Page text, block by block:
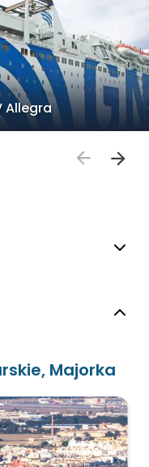
Allegra
Majorka